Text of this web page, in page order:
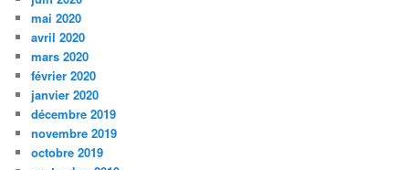
mai 2020
avril 2020
mars 2020
février 2020
janvier 2020
décembre 2019
novembre 2019
octobre 2019